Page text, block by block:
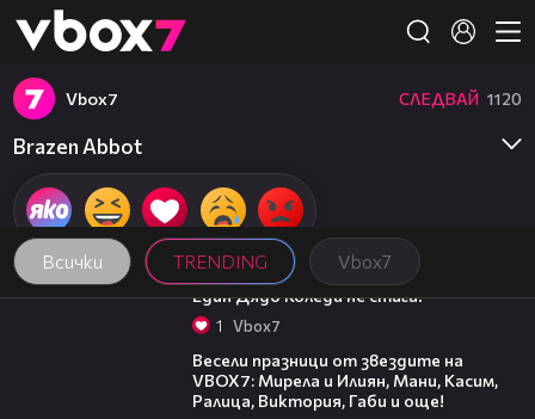
👾
Всички TRENDING Vbоx7
Vbоx7 СЛЕДВАЙ 1120
Brazen Abbot
00:07
Един Дядо Коледа не стига!
1 Vbоx7
Весели празници от звездите на
VBOX7: Мирела и Илиян, Мани, Касим,
Ралица, Виктория, Габи и още!